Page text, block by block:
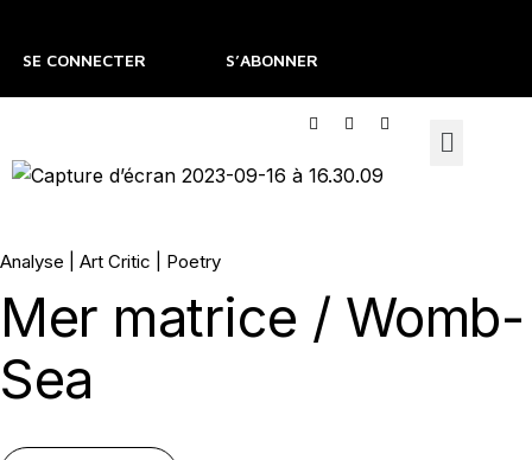
SE CONNECTER S’ABONNER
21.
Fév, 2026
Analyse Art Critic Poetry
Mer matrice / Womb-
Sea